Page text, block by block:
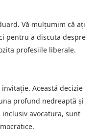
Vă mulțumim că ați
pentru a discuta despre
profesiile liberale.
Această decizie
profund nedreaptă și
avocatura, sunt